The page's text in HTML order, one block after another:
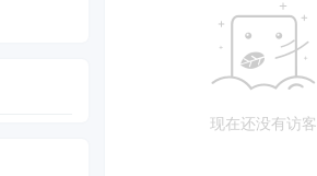
现在还没有访客